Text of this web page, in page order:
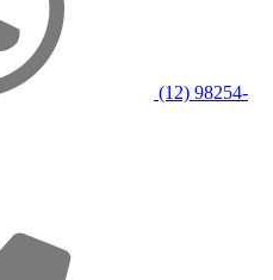
(12) 98254-